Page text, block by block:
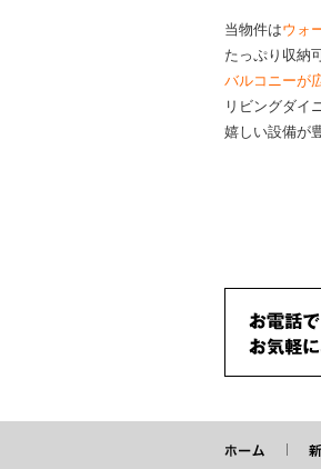
当物件はウォ
たっぷり収納
バルコニーが
リビングダイ
嬉しい設備が